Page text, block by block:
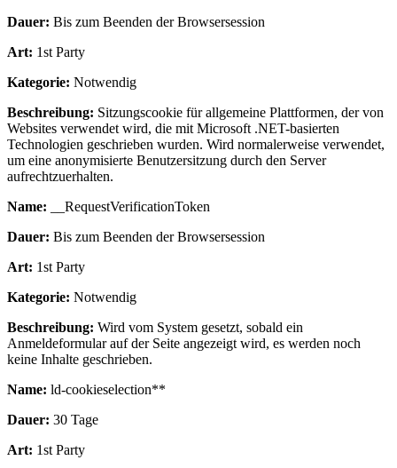
Dauer: Bis zum Beenden der Browsersession
Art: 1st Party
Kategorie: Notwendig
Beschreibung: Sitzungscookie für allgemeine Plattformen, der von
Websites verwendet wird, die mit Microsoft .NET-basierten
Technologien geschrieben wurden. Wird normalerweise verwendet,
um eine anonymisierte Benutzersitzung durch den Server
aufrechtzuerhalten.
Name: __RequestVerificationToken
Dauer: Bis zum Beenden der Browsersession
Art: 1st Party
Kategorie: Notwendig
Beschreibung: Wird vom System gesetzt, sobald ein
Anmeldeformular auf der Seite angezeigt wird, es werden noch
keine Inhalte geschrieben.
Name: ld-cookieselection**
Dauer: 30 Tage
Art: 1st Party